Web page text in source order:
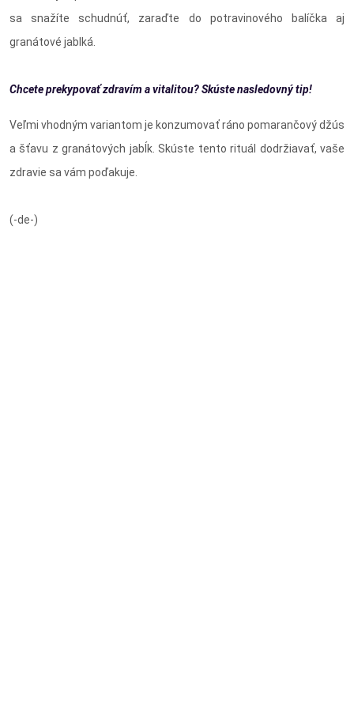
sa snažíte schudnúť, zaraďte do potravinového balíčka aj
granátové jablká.
Chcete prekypovať zdravím a vitalitou? Skúste nasledovný tip!
Veľmi vhodným variantom je konzumovať ráno pomarančový džús
a šťavu z granátových jabĺk. Skúste tento rituál dodržiavať, vaše
zdravie sa vám poďakuje.
(-de-)